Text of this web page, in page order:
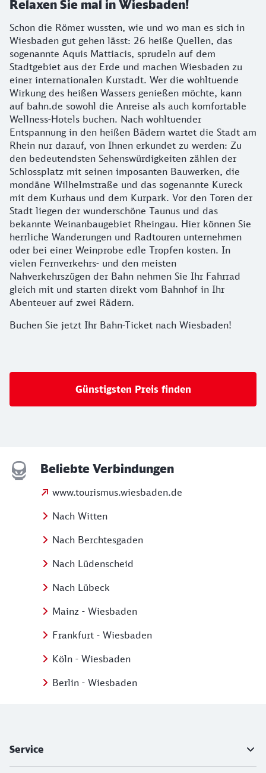
Relaxen Sie mal in Wiesbaden!
Schon die Römer wussten, wie und wo man es sich in
Wiesbaden gut gehen lässt: 26 heiße Quellen, das
sogenannte Aquis Mattiacis, sprudeln auf dem
Stadtgebiet aus der Erde und machen Wiesbaden zu
einer internationalen Kurstadt. Wer die wohltuende
Wirkung des heißen Wassers genießen möchte, kann
auf bahn.de sowohl die Anreise als auch komfortable
Wellness-Hotels buchen. Nach wohltuender
Entspannung in den heißen Bädern wartet die Stadt am
Rhein nur darauf, von Ihnen erkundet zu werden: Zu
den bedeutendsten Sehenswürdigkeiten zählen der
Schlossplatz mit seinen imposanten Bauwerken, die
mondäne Wilhelmstraße und das sogenannte Kureck
mit dem Kurhaus und dem Kurpark. Vor den Toren der
Stadt liegen der wunderschöne Taunus und das
bekannte Weinanbaugebiet Rheingau. Hier können Sie
herrliche Wanderungen und Radtouren unternehmen
oder bei einer Weinprobe edle Tropfen kosten. In
vielen Fernverkehrs- und den meisten
Nahverkehrszügen der Bahn nehmen Sie Ihr Fahrrad
gleich mit und starten direkt vom Bahnhof in Ihr
Abenteuer auf zwei Rädern.
Buchen Sie jetzt Ihr Bahn-Ticket nach Wiesbaden!
Günstigsten Preis finden
Beliebte Verbindungen
www.tourismus.wiesbaden.de
Nach Witten
Nach Berchtesgaden
Nach Lüdenscheid
Nach Lübeck
Mainz - Wiesbaden
Frankfurt - Wiesbaden
Köln - Wiesbaden
Berlin - Wiesbaden
Service